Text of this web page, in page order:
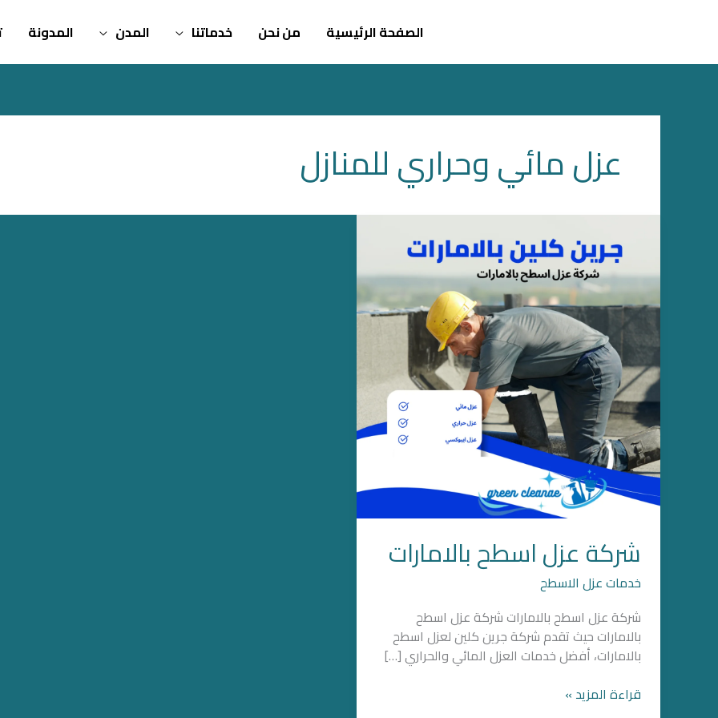
الصفحة الرئيسية من نحن خدماتنا المدن المدونة
عزل مائي وحراري للمنازل
شركة عزل اسطح بالامارات
خدمات عزل الاسطح
شركة عزل اسطح بالامارات شركة عزل اسطح
بالامارات حيث تقدم شركة جرين كلين لعزل اسطح
بالامارات، أفضل خدمات العزل المائي والحراري […]
شركة
عزل
اسطح
بالامارات
قراءة المزيد »